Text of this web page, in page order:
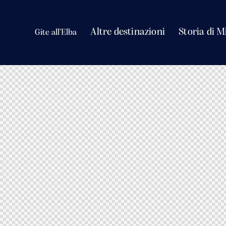
Gite all’Elba Altre destinazioni Storia di